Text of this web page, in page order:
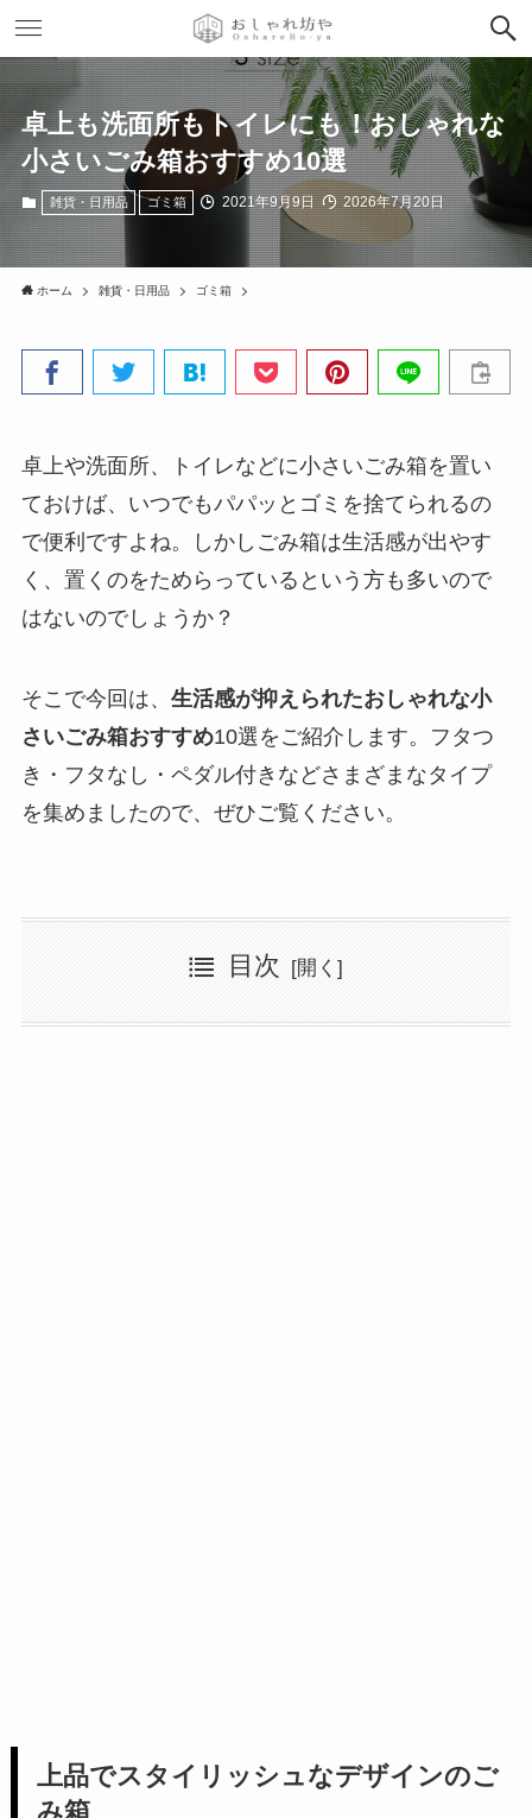
卓上も洗面所もトイレにも！おしゃれな
小さいごみ箱おすすめ10選
雑貨・日用品 ゴミ箱 2021年9月9日 2026年7月20日
ホーム 雑貨・日用品 ゴミ箱
卓上や洗面所、トイレなどに小さいごみ箱を置い
ておけば、いつでもパパッとゴミを捨てられるの
で便利ですよね。しかしごみ箱は生活感が出やす
く、置くのをためらっているという方も多いので
はないのでしょうか？
そこで今回は、 生活感が抑えられたおしゃれな小
さいごみ箱おすすめ10選をご紹介します。フタつ
き・フタなし・ペダル付きなどさまざまなタイプ
を集めましたので、ぜひご覧ください。
目次
上品でスタイリッシュなデザインのご